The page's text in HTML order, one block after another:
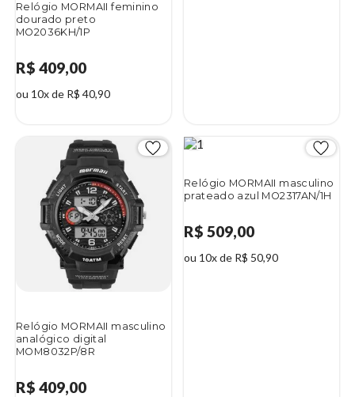
Relógio MORMAII feminino
dourado preto
MO2036KH/1P
R$ 409,00
ou 10x de R$ 40,90
Relógio MORMAII masculino
analógico digital
MOM8032P/8R
R$ 409,00
Relógio MORMAII masculino
prateado azul MO2317AN/1H
R$ 509,00
ou 10x de R$ 50,90